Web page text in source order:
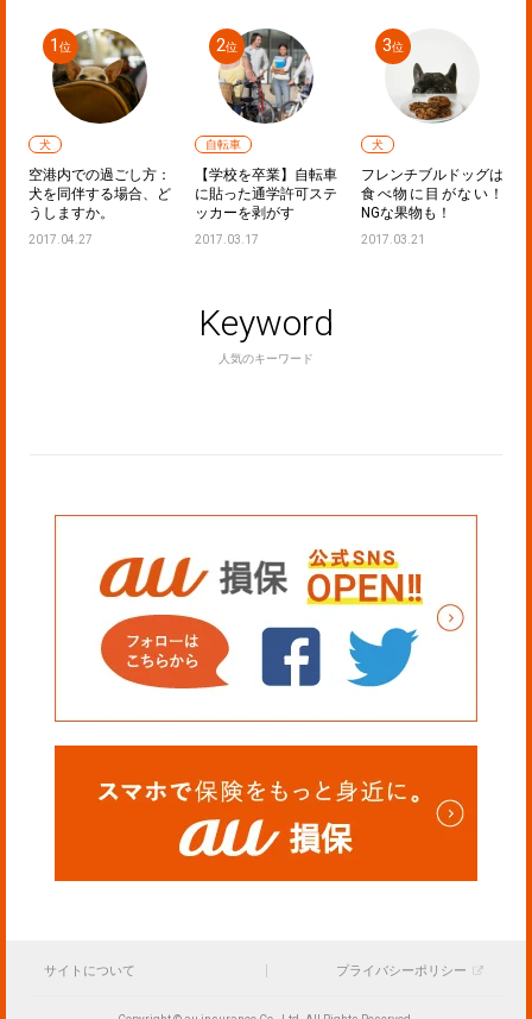
犬
空港内での過ごし方：
犬を同伴する場合、ど
うしますか。
2017.04.27
自転車
【学校を卒業】自転車
に貼った通学許可ステ
ッカーを剥がす
2017.03.17
犬
フレンチブルドッグは
食べ物に目がない！
NGな果物も！
2017.03.21
Keyword
人気のキーワード
サイトについて プライバシーポリシー